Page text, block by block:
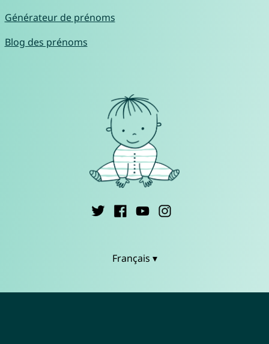
Générateur de prénoms
Blog des prénoms
Français ▾